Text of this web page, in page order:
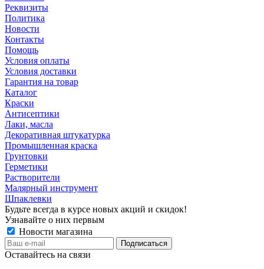
Реквизиты
Политика
Новости
Контакты
Помощь
Условия оплаты
Условия доставки
Гарантия на товар
Каталог
Краски
Антисептики
Лаки, масла
Декоративная штукатурка
Промышленная краска
Грунтовки
Герметики
Растворители
Малярный инструмент
Шпаклевки
Будьте всегда в курсе новых акций и скидок!
Узнавайте о них первым
Новости магазина
Оставайтесь на связи